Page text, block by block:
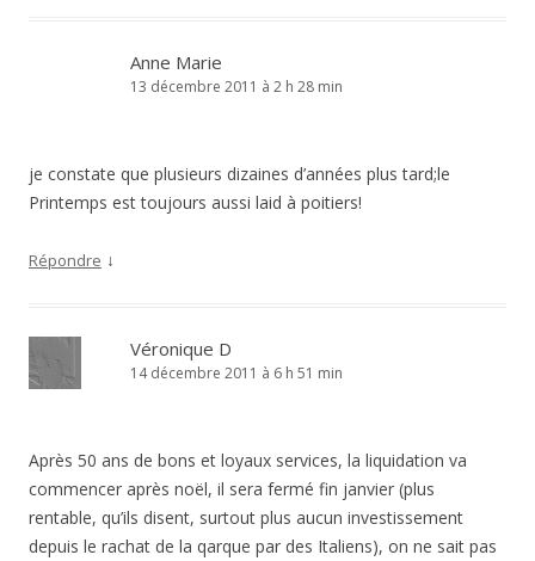
Anne Marie
13 décembre 2011 à 2 h 28 min
je constate que plusieurs dizaines d’années plus tard;le
Printemps est toujours aussi laid à poitiers!
Répondre ↓
Véronique D
14 décembre 2011 à 6 h 51 min
Après 50 ans de bons et loyaux services, la liquidation va
commencer après noël, il sera fermé fin janvier (plus
rentable, qu’ils disent, surtout plus aucun investissement
depuis le rachat de la qarque par des Italiens), on ne sait pas